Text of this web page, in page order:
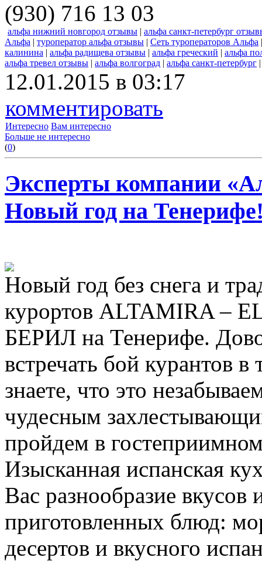
(930) 716 13 03
альфа нижний новгород отзывы | альфа санкт-петербург
Альфа | туроператор альфа отзывы | Сеть туроператоров Альфа
калинина | альфа радищева отзывы | альфа греческий | альфа
альфа тревел отзывы | альфа волгоград | альфа санкт-петербург
12.01.2015 в 03:17
комментировать
Интересно Вам интересно
Больше не интересно
(0)
Эксперты компании
Новый год на
Новый год без снега и
курортов ALTAMIRA –
БЕРИЛ на Тенерифе.
встречать бой курантов
знаете, что это
чудесным
пройдем в
Изысканная испанская
Вас разнообразие
приготовленных блюд:
десертов и вкусного